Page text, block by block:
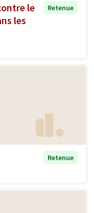
le
les
Retenue
Retenue